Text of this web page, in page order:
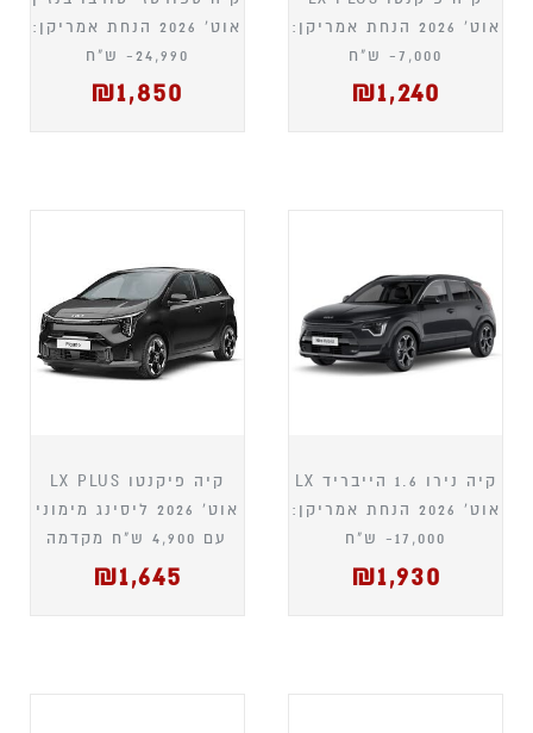
אוט' 2026 הנחת אמריקן:
7,000- ש"ח
₪1,240
אוט' 2026 הנחת אמריקן:
24,990- ש"ח
₪1,850
קיה נירו 1.6 הייבריד LX
אוט' 2026 הנחת אמריקן:
17,000- ש"ח
₪1,930
קיה פיקנטו LX PLUS
אוט' 2026 ליסינג מימוני
עם 4,900 ש"ח מקדמה
₪1,645